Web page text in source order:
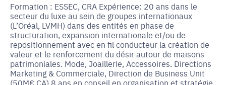
Formation : ESSEC, CRA Expérience: 20 ans dans le
secteur du luxe au sein de groupes internationaux
(L’Oréal, LVMH) dans des entités en phase de
structuration, expansion internationale et/ou de
repositionnement avec en fil conducteur la création de
valeur et le renforcement du désir autour de maisons
patrimoniales. Mode, Joaillerie, Accessoires. Directions
Marketing & Commerciale, Direction de Business Unit
(50M€ CA) 8 ans en conseil en organisation et stratégie